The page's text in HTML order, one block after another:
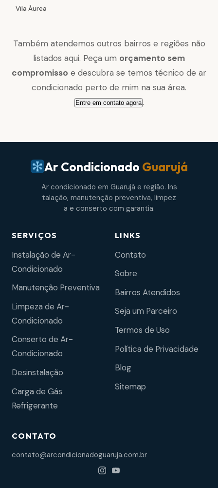
Vila Áurea
Também atendemos outros bairros e regiões não
listados aqui. Peça um orçamento sem
compromisso e descubra se temos técnico de ar
condicionado perto de mim na sua área.
Entre em contato agora.
Ar Condicionado Guarujá
Ar condicionado em Guarujá e região. Ins
talação, manutenção preventiva, limpez
a e conserto com garantia.
SERVIÇOS
Instalação de Ar-
Condicionado
Manutenção Preventiva
Limpeza de Ar-
Condicionado
Conserto de Ar-
Condicionado
Desinstalação
Carga de Gás
Refrigerante
LINKS
Contato
Sobre
Bairros Atendidos
Seja um Parceiro
Termos de Uso
Política de Privacidade
Blog
Sitemap
CONTATO
contato@arcondicionadoguaruja.com.br